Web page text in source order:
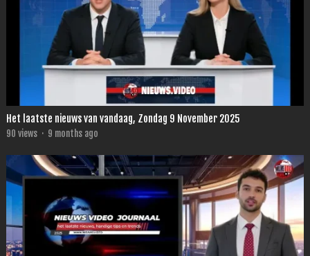
Het laatste nieuws van vandaag, Zondag 9 November 2025
90 views · 9 months ago